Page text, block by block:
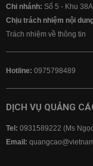
Chi nhánh: Số 5 - Khu
Chịu trách nhiệm nội
Trách nhiệm về thông tin
Hotline: 0975798489
DỊCH VỤ QUẢNG
Tel: 0931589222 (Ms
Email: